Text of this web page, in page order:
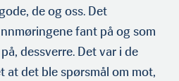
de og oss. Det
fant på og som
dessverre. Det var i de
at det ble spørsmål om mot,